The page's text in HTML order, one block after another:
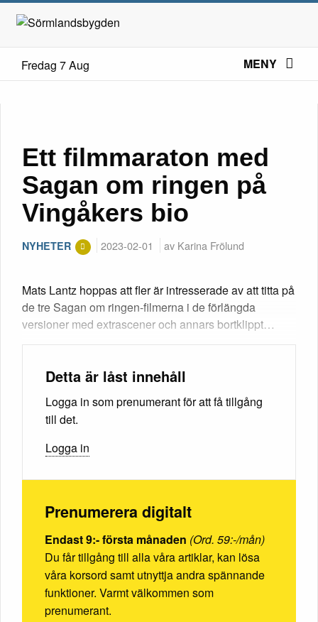
Fredag 7 Aug MENY
Ett filmmaraton med
Sagan om ringen på
Vingåkers bio
NYHETER 2023-02-01 av Karina Frölund
Mats Lantz hoppas att fler är intresserade av att titta på
de tre Sagan om ringen-filmerna i de förlängda
versioner med extrascener och annars bortklippt…
Detta är låst innehåll
Logga in som prenumerant för att få tillgång
till det.
Logga in
Prenumerera digitalt
Endast 9:- första månaden (Ord. 59:-/mån)
Du får tillgång till alla våra artiklar, kan lösa
våra korsord samt utnyttja andra spännande
funktioner. Varmt välkommen som
prenumerant.